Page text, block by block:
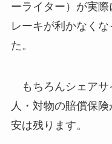
ーライター）が実
レーキが利かなく
た。
もちろんシェアサ
人・対物の賠償保
安は残ります。